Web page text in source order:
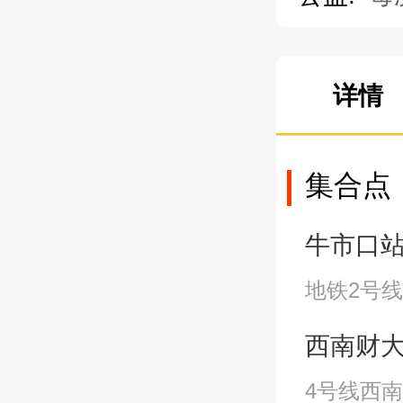
详情
集合点
牛市口
地铁2号
西南财
4号线西